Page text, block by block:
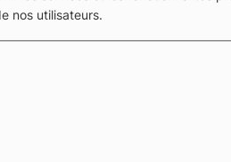
nos utilisateurs.